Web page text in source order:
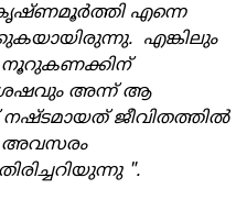
എന്നെ
എങ്കിലും
നൂറുകണക്കിന്
അന്ന് ആ
ജീവിതത്തിൽ
അവസരം
".